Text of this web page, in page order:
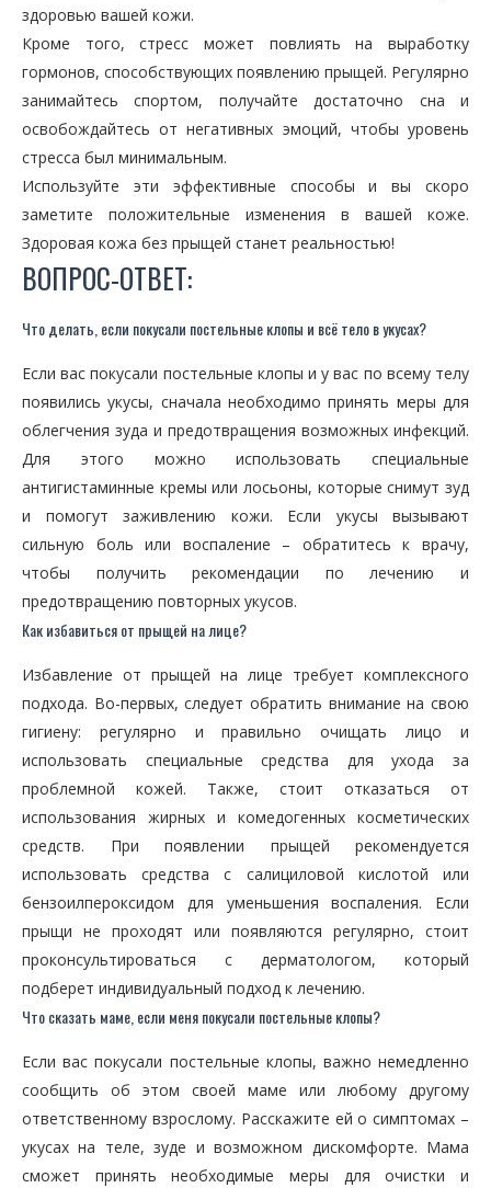
здоровью вашей кожи.
Кроме того, стресс может повлиять на выработку
гормонов, способствующих появлению прыщей. Регулярно
занимайтесь спортом, получайте достаточно сна и
освобождайтесь от негативных эмоций, чтобы уровень
стресса был минимальным.
Используйте эти эффективные способы и вы скоро
заметите положительные изменения в вашей коже.
Здоровая кожа без прыщей станет реальностью!
ВОПРОС-ОТВЕТ:
Что делать, если покусали постельные клопы и всё тело в укусах?
Если вас покусали постельные клопы и у вас по всему телу
появились укусы, сначала необходимо принять меры для
облегчения зуда и предотвращения возможных инфекций.
Для этого можно использовать специальные
антигистаминные кремы или лосьоны, которые снимут зуд
и помогут заживлению кожи. Если укусы вызывают
сильную боль или воспаление – обратитесь к врачу,
чтобы получить рекомендации по лечению и
предотвращению повторных укусов.
Как избавиться от прыщей на лице?
Избавление от прыщей на лице требует комплексного
подхода. Во-первых, следует обратить внимание на свою
гигиену: регулярно и правильно очищать лицо и
использовать специальные средства для ухода за
проблемной кожей. Также, стоит отказаться от
использования жирных и комедогенных косметических
средств. При появлении прыщей рекомендуется
использовать средства с салициловой кислотой или
бензоилпероксидом для уменьшения воспаления. Если
прыщи не проходят или появляются регулярно, стоит
проконсультироваться с дерматологом, который
подберет индивидуальный подход к лечению.
Что сказать маме, если меня покусали постельные клопы?
Если вас покусали постельные клопы, важно немедленно
сообщить об этом своей маме или любому другому
ответственному взрослому. Расскажите ей о симптомах –
укусах на теле, зуде и возможном дискомфорте. Мама
сможет принять необходимые меры для очистки и